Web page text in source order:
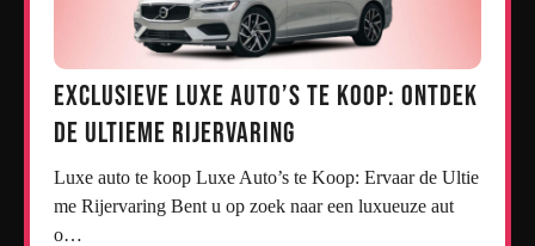
Exclusieve Luxe Auto’s te Koop: Ontdek
de Ultieme Rijervaring
Luxe auto te koop Luxe Auto’s te Koop: Ervaar de Ultie
me Rijervaring Bent u op zoek naar een luxueuze aut
o…